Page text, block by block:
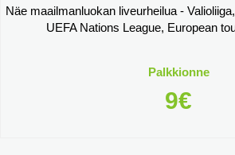
Näe maailmanluokan liveurheilua -
UEFA Nations League, European
Palkkionne
9€